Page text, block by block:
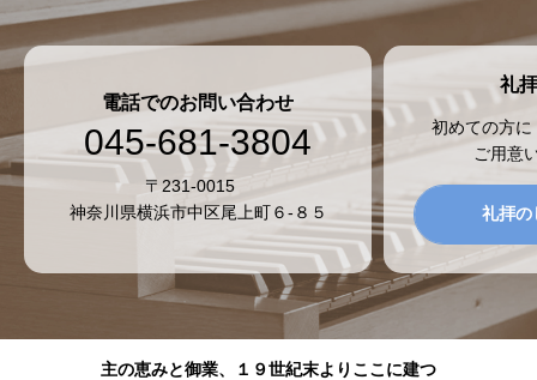
電話でのお問い合わせ
045-681-3804
〒231-0015
神奈川県横浜市中区尾上町６-８５
礼
初めての方
ご用意
礼拝の
主の恵みと御業、１９世紀末よりここに建つ